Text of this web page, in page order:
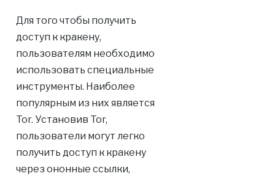
Для того чтобы получить
доступ к кракену,
пользователям необходимо
использовать специальные
инструменты. Наиболее
популярным из них является
Tor. Установив Tor,
пользователи могут легко
получить доступ к кракену
через ононные ссылки,